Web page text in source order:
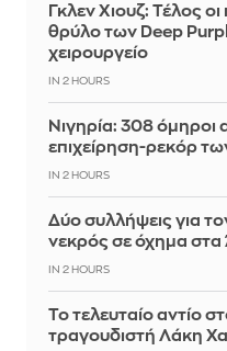
Γκλεν Χιουζ: Τέλος οι
θρύλο των Deep
χειρουργείο
IN 2 HOURS
Νιγηρία: 308
επιχείρηση-ρεκόρ
IN 2 HOURS
Δύο συλλήψεις για
νεκρός σε όχημα στα
IN 2 HOURS
Το τελευταίο αντίο
τραγουδιστή Λάκη